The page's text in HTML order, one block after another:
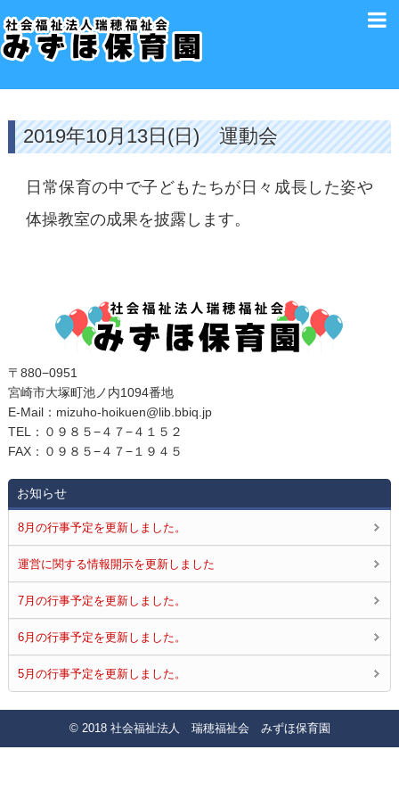
2019年10月13日(日) 運動会
日常保育の中で子どもたちが日々成長した姿や
体操教室の成果を披露します。
〒880−0951
宮崎市大塚町池ノ内1094番地
E‐Mail：mizuho-hoikuen@lib.bbiq.jp
TEL：０９８５−４７−４１５２
FAX：０９８５−４７−１９４５
お知らせ
8月の行事予定を更新しました。
運営に関する情報開示を更新しました
7月の行事予定を更新しました。
6月の行事予定を更新しました。
5月の行事予定を更新しました。
© 2018 社会福祉法人 瑞穂福祉会 みずほ保育園